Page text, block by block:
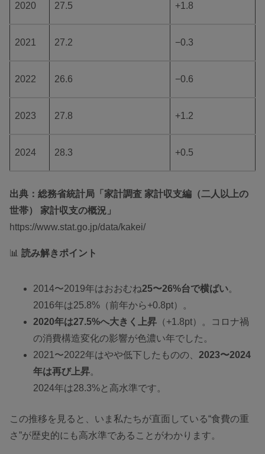
2020 27.5 +1.8
2021 27.2 −0.3
2022 26.6 −0.6
2023 27.8 +1.2
2024 28.3 +0.5
出典：総務省統計局「家計調査 家計収支編（二人以上の
世帯） 家計収支の概況」
https://www.stat.go.jp/data/kakei/
📊 読み解きポイント
2014〜2019年はおおむね25〜26%台で横ばい。
2016年は25.8%（前年から+0.8pt）。
2020年は27.5%へ大きく上昇 （+1.8pt）。コロナ禍
の消費構造変化の影響が色濃い年でした。
2021〜2022年はやや低下したものの、 2023〜2024
年は再び上昇。
2024年は28.3%と高水準です。
この推移を見ると、いま私たちが直面している“食費の重
さ”が歴史的にも高水準であることがわかります。